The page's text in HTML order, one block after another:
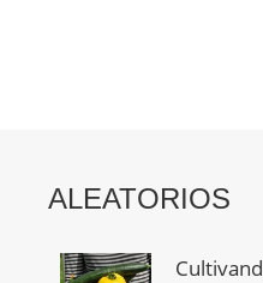
ALEATORIOS